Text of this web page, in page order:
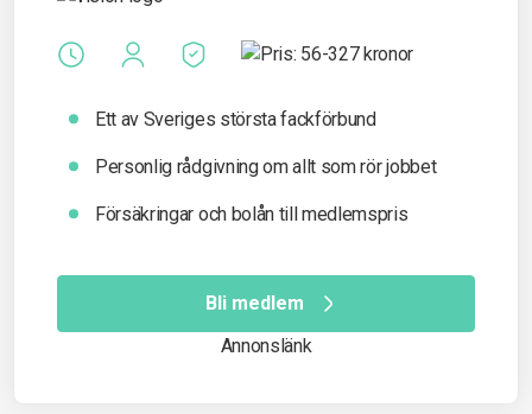
Ett av Sveriges största fackförbund
Personlig rådgivning om allt som rör jobbet
Försäkringar och bolån till medlemspris
Bli medlem
Annonslänk